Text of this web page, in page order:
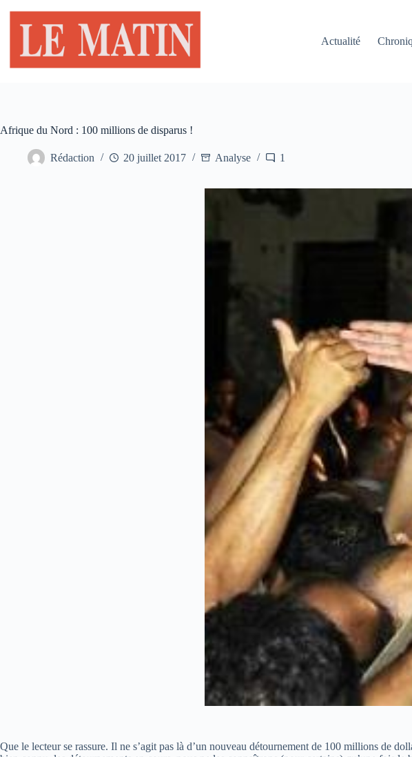
contenu
Actualité
Afrique du Nord : 100 millions de disparus !
Rédaction 20 juillet 2017 Analyse 1
Que le lecteur se rassure. Il ne s’agit pas là d’un nouveau détournement de 100 millions de